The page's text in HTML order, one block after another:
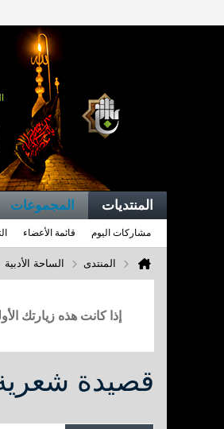
المنتديات المجموعات
مشاركات اليوم قائمة الأعضاء
المنتدى الساحة الأدبية
إذا كانت هذه زيارتك
قصيدة